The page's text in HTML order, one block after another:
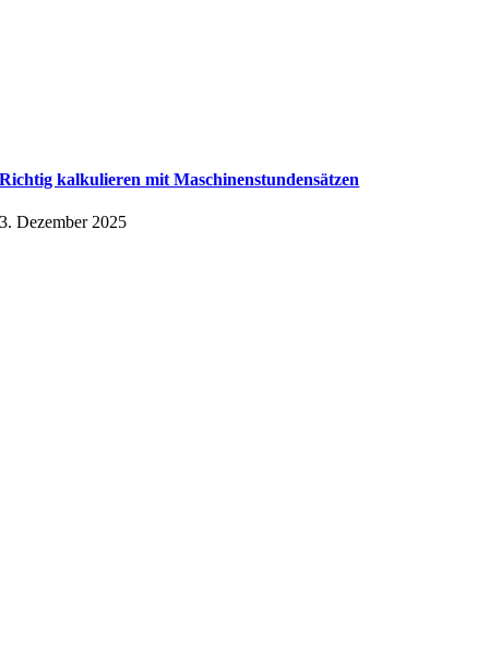
Richtig kalkulieren mit Maschinenstundensätzen
3. Dezember 2025